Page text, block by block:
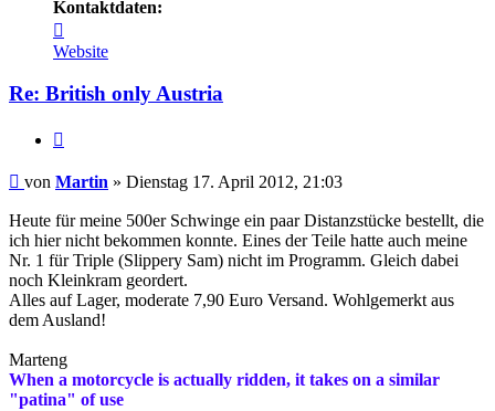
Kontaktdaten:
von
Martin
Website
Re: British only Austria
Beitrag
von Martin » Dienstag 17. April 2012, 21:03
Heute für meine 500er Schwinge ein paar Distanzstücke bestellt, die
ich hier nicht bekommen konnte. Eines der Teile hatte auch meine
Nr. 1 für Triple (Slippery Sam) nicht im Programm. Gleich dabei
noch Kleinkram geordert.
Alles auf Lager, moderate 7,90 Euro Versand. Wohlgemerkt aus
dem Ausland!
Marteng
When a motorcycle is actually ridden, it takes on a similar
"patina" of use